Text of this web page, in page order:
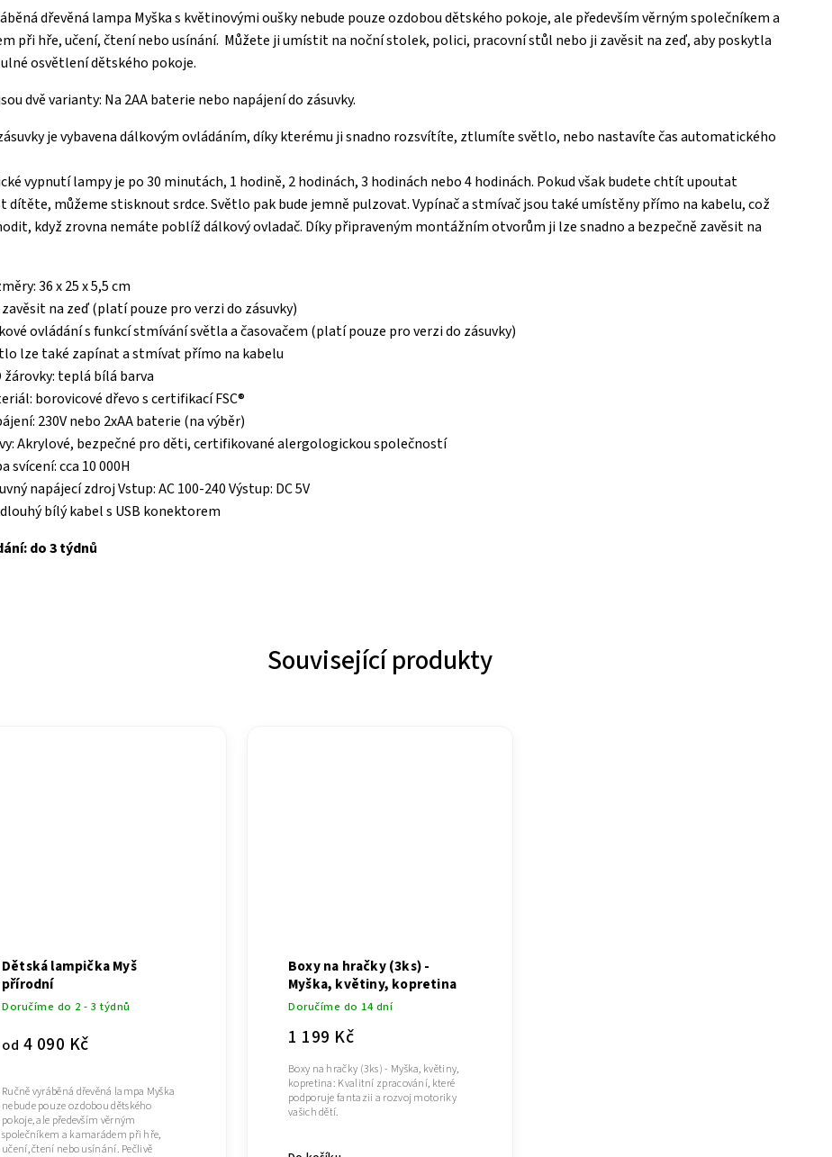
dřevěná lampa Myška s květinovými oušky nebude pouze ozdobou dětského pokoje, ale především věrným společníkem a
při hře, učení, čtení nebo usínání. Můžete ji umístit na noční stolek, polici, pracovní stůl nebo ji zavěsit na zeď, aby poskytla
osvětlení dětského pokoje.
dvě varianty: Na 2AA baterie nebo napájení do zásuvky.
je vybavena dálkovým ovládáním, díky kterému ji snadno rozsvítíte, ztlumíte světlo, nebo nastavíte čas automatického
vypnutí lampy je po 30 minutách, 1 hodině, 2 hodinách, 3 hodinách nebo 4 hodinách. Pokud však budete chtít upoutat
dítěte, můžeme stisknout srdce. Světlo pak bude jemně pulzovat. Vypínač a stmívač jsou také umístěny přímo na kabelu, což
když zrovna nemáte poblíž dálkový ovladač. Díky připraveným montážním otvorům ji lze snadno a bezpečně zavěsit na
36 x 25 x 5,5 cm
zavěsit na zeď (platí pouze pro verzi do zásuvky)
ovládání s funkcí stmívání světla a časovačem (platí pouze pro verzi do zásuvky)
lze také zapínat a stmívat přímo na kabelu
žárovky: teplá bílá barva
borovicové dřevo s certifikací FSC®
230V nebo 2xAA baterie (na výběr)
Akrylové, bezpečné pro děti, certifikované alergologickou společností
svícení: cca 10 000H
napájecí zdroj Vstup: AC 100-240 Výstup: DC 5V
bílý kabel s USB konektorem
do 3 týdnů
Související produkty
Dětská lampička Myš
přírodní
Doručíme do 2 - 3 týdnů
od 4 090 Kč
Ručně vyráběná dřevěná lampa Myška
nebude pouze ozdobou dětského
pokoje, ale především věrným
společníkem a kamarádem při hře,
učení, čtení nebo usínání. Pečlivě
Boxy na hračky (3ks) -
Myška, květiny, kopretina
Doručíme do 14 dní
1 199 Kč
Boxy na hračky (3ks) - Myška, květiny,
kopretina: Kvalitní zpracování, které
podporuje fantazii a rozvoj motoriky
vašich dětí.